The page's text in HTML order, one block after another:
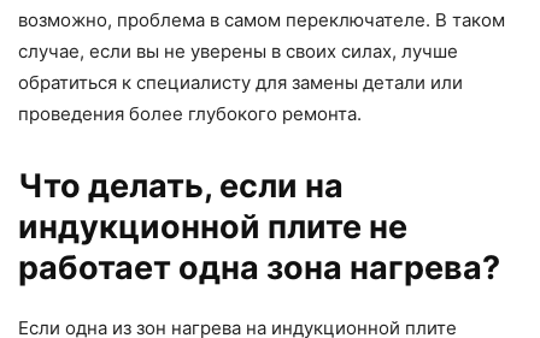
возможно, проблема в самом переключателе. В таком
случае, если вы не уверены в своих силах, лучше
обратиться к специалисту для замены детали или
проведения более глубокого ремонта.
Что делать, если на
индукционной плите не
работает одна зона нагрева?
Если одна из зон нагрева на индукционной плите